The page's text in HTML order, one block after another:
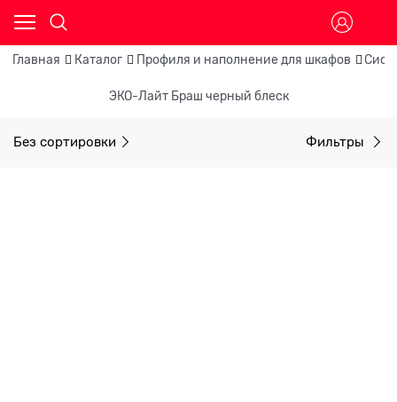
Главная Каталог Профиля и наполнение для шкафов
ЭКО-Лайт Браш черный блеск
Без сортировки Фильтры